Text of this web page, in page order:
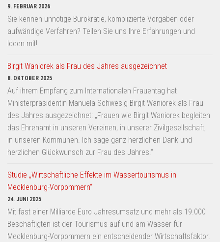
9. FEBRUAR 2026
Sie kennen unnötige Bürokratie, komplizierte Vorgaben oder
aufwändige Verfahren? Teilen Sie uns Ihre Erfahrungen und
Ideen mit!
Birgit Waniorek als Frau des Jahres ausgezeichnet
8. OKTOBER 2025
Auf ihrem Empfang zum Internationalen Frauentag hat
Ministerpräsidentin Manuela Schwesig Birgit Waniorek als Frau
des Jahres ausgezeichnet: „Frauen wie Birgit Waniorek begleiten
das Ehrenamt in unseren Vereinen, in unserer Zivilgesellschaft,
in unseren Kommunen. Ich sage ganz herzlichen Dank und
herzlichen Glückwunsch zur Frau des Jahres!“
Studie „Wirtschaftliche Effekte im Wassertourismus in
Mecklenburg-Vorpommern“
24. JUNI 2025
Mit fast einer Milliarde Euro Jahresumsatz und mehr als 19.000
Beschäftigten ist der Tourismus auf und am Wasser für
Mecklenburg-Vorpommern ein entscheidender Wirtschaftsfaktor.